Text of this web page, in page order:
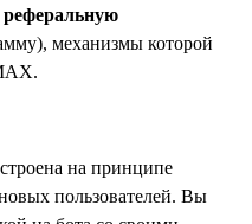
реферальную
механизмы которой
на принципе
пользователей. Вы